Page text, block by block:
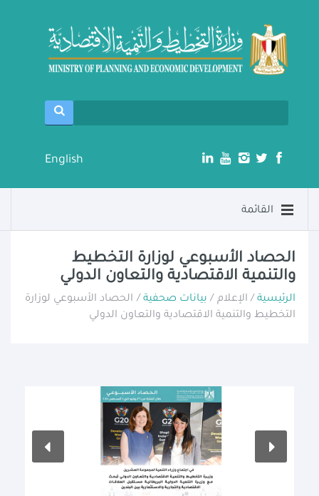
English
القائمة
الحصاد الأسبوعي لوزارة التخطيط
والتنمية الاقتصادية والتعاون الدولي
الرئيسية/ الإعلام / بيانات صحفية / الحصاد الأسبوعي لوزارة
التخطيط والتنمية الاقتصادية والتعاون الدولي